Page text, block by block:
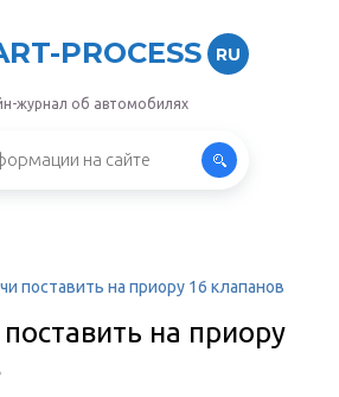
PROCESS RU
журнал об автомобилях
поставить на приору 16 клапанов
на приору